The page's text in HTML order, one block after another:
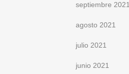
septiembre 2021
agosto 2021
julio 2021
junio 2021